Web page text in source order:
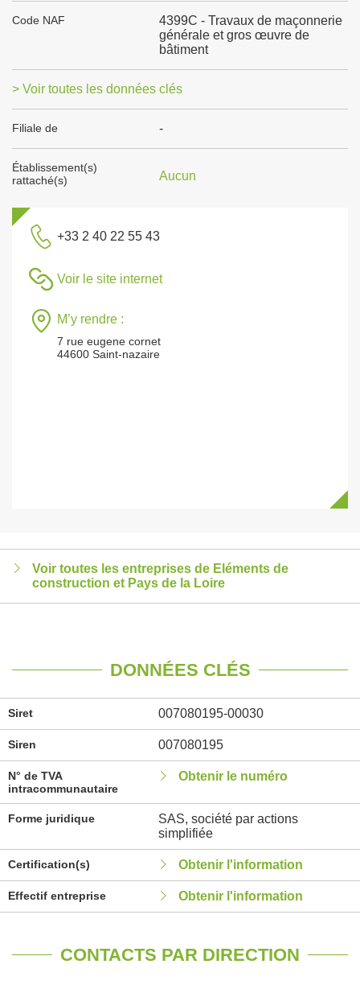
Code NAF
4399C - Travaux de maçonnerie
générale et gros œuvre de
bâtiment
> Voir toutes les données clés
Filiale de -
Établissement(s)
rattaché(s)
Aucun
+33 2 40 22 55 43
Voir le site internet
M’y rendre :
7 rue eugene cornet
44600 Saint-nazaire
Voir toutes les entreprises de Eléments de
construction et Pays de la Loire
DONNÉES CLÉS
Siret 007080195-00030
Siren 007080195
N° de TVA
intracommunautaire
Obtenir le numéro
Forme juridique
SAS, société par actions
simplifiée
Certification(s) Obtenir l'information
Effectif entreprise Obtenir l'information
CONTACTS PAR DIRECTION